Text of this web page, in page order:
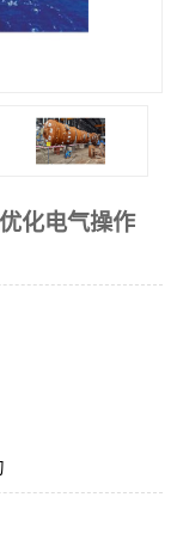
化电气操作